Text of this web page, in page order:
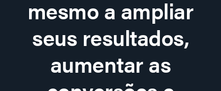
mesmo a ampliar
seus resultados,
aumentar as